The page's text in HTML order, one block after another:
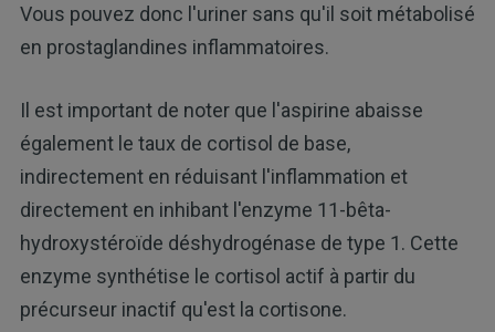
Vous pouvez donc l'uriner sans qu'il soit métabolisé
en prostaglandines inflammatoires.
Il est important de noter que l'aspirine abaisse
également le taux de cortisol de base,
indirectement en réduisant l'inflammation et
directement en inhibant l'enzyme 11-bêta-
hydroxystéroïde déshydrogénase de type 1. Cette
enzyme synthétise le cortisol actif à partir du
précurseur inactif qu'est la cortisone.